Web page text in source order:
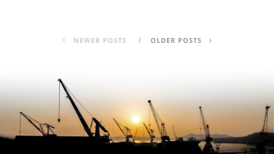
NEWER POSTS OLDER POSTS